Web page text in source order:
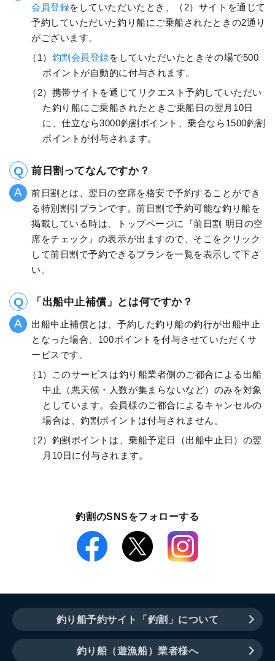
会員登録をしていただいたとき、（2）サイトを通じて
予約していただいた釣り船にご乗船されたときの2通り
がございます。
（1） 釣割会員登録をしていただいたときその場で500
ポイントが自動的に付与されます。
（2）携帯サイトを通じてリクエスト予約していただい
た釣り船にご乗船されたときご乗船日の翌月10日
に、仕立なら3000釣割ポイント、乗合なら1500釣割
ポイントが付与されます。
前日割ってなんですか？
前日割とは、翌日の空席を格安で予約することができ
る特別割引プランです。前日割で予約可能な釣り船を
掲載している時は、トップページに『前日割 明日の空
席をチェック』の表示が出ますので、そこをクリック
して前日割で予約できるプランを一覧を表示して下さ
い。
「出船中止補償」とは何ですか？
出船中止補償とは、予約した釣り船の釣行が出船中止
となった場合、100ポイントを付与させていただくサ
ービスです。
（1）このサービスは釣り船業者側のご都合による出船
中止（悪天候・人数が集まらないなど）のみを対象
としています。会員様のご都合によるキャンセルの
場合は、釣割ポイントは付与されません。
（2）釣割ポイントは、乗船予定日（出船中止日）の翌
月10日に付与されます。
釣割のSNSをフォローする
釣り船予約サイト「釣割」について
釣り船（遊漁船）業者様へ